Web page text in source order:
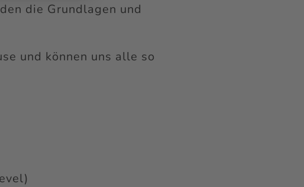
die Grundlagen und
und können uns alle so